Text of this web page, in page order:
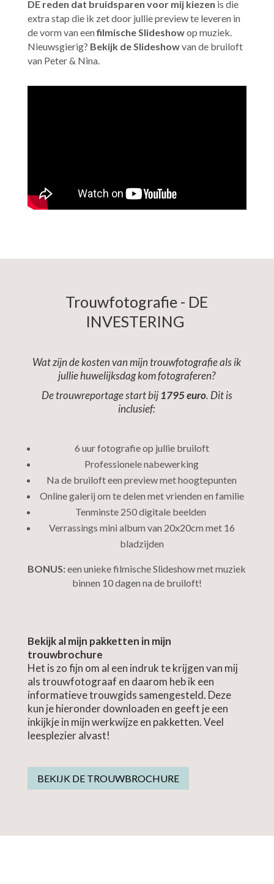
DE reden dat bruidsparen voor mij kiezen is die
extra stap die ik zet door jullie preview te leveren in
de vorm van eenfilmische Slideshowop muziek.
Nieuwsgierig? Bekijk de Slideshowvan de bruiloft
van Peter & Nina.
Trouwfotografie - DE
INVESTERING
Wat zijn de kosten van mijn trouwfotografie als ik
jullie huwelijksdag kom fotograferen?
De trouwreportage start bij 1795 euro. Dit is
inclusief:
6 uur fotografie op jullie bruiloft
Professionele nabewerking
Na de bruiloft een preview met hoogtepunten
Online galerij om te delen met vrienden en familie
Tenminste 250 digitale beelden
Verrassings mini album van 20x20cm met 16
bladzijden
BONUS:een unieke filmische Slideshow met muziek
binnen 10 dagen na de bruiloft!
Bekijk al mijn pakketten in mijn
trouwbrochure
Het is zo fijn om al een indruk te krijgen van mij
als trouwfotograaf en daarom heb ik een
informatieve trouwgids samengesteld. Deze
kun je hieronder downloaden en geeft je een
inkijkje in mijn werkwijze en pakketten. Veel
leesplezier alvast!
BEKIJK DE TROUWBROCHURE